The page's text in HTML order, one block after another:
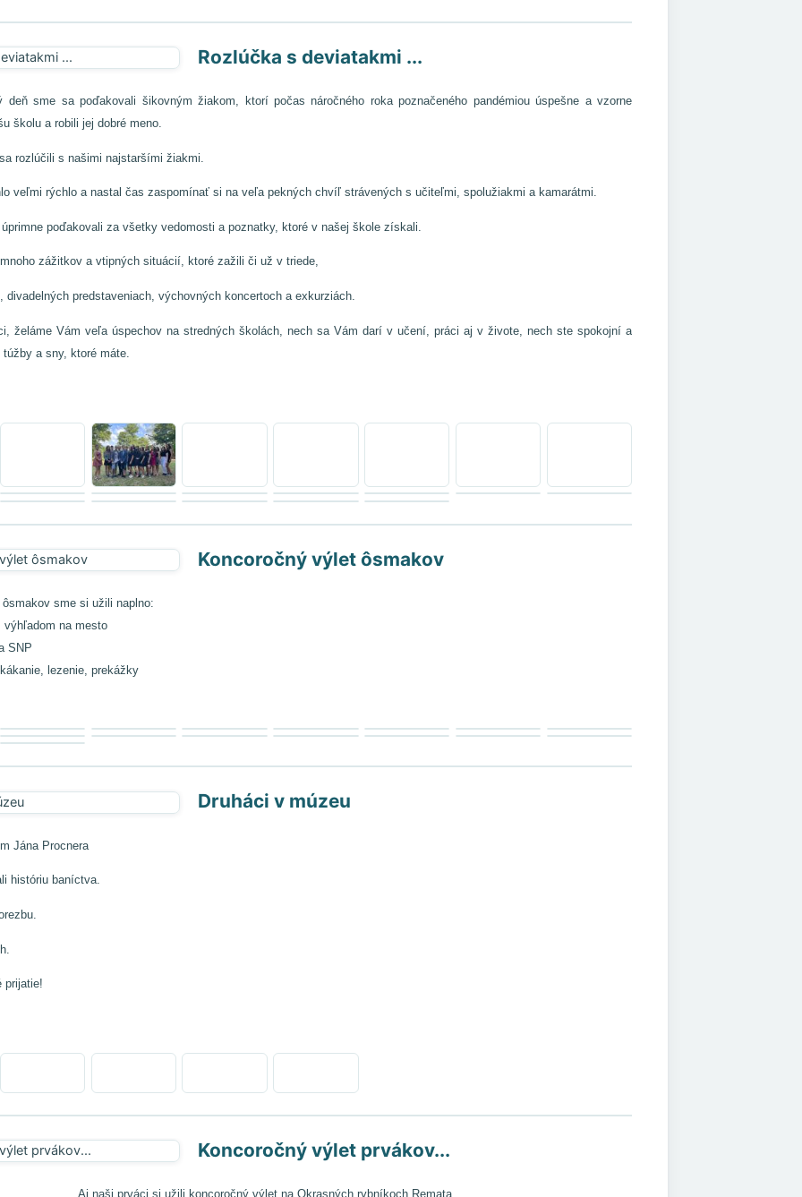
Rozlúčka s deviatakmi ...
deň sme sa poďakovali šikovným žiakom, ktorí počas náročného roka poznačeného pandémiou úspešne a vzorne
školu a robili jej dobré meno.
rozlúčili s našimi najstaršími žiakmi.
veľmi rýchlo a nastal čas zaspomínať si na veľa pekných chvíľ strávených s učiteľmi, spolužiakmi a kamarátmi.
poďakovali za všetky vedomosti a poznatky, ktoré v našej škole získali.
zážitkov a vtipných situácií, ktoré zažili či už v triede,
divadelných predstaveniach, výchovných koncertoch a exkurziách.
želáme Vám veľa úspechov na stredných školách, nech sa Vám darí v učení, práci aj v živote, nech ste spokojní a
a sny, ktoré máte.
Koncoročný výlet ôsmakov
sme si užili naplno:
výhľadom na mesto
SNP
lezenie, prekážky
Druháci v múzeu
Jána Procnera
históriu baníctva.
prijatie!
Koncoročný výlet prvákov...
Aj naši prváci si užili koncoročný výlet na Okrasných rybníkoch Remata...